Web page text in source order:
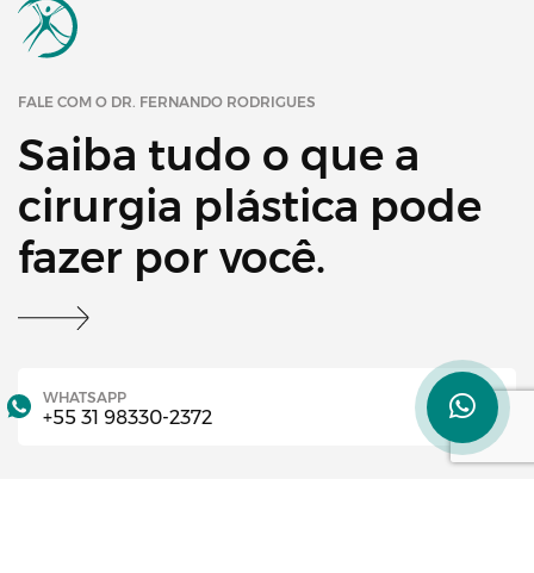
FALE COM O DR. FERNANDO RODRIGUES
Saiba tudo o que a
cirurgia plástica pode
fazer por você.
WHATSAPP
+55 31 98330-2372